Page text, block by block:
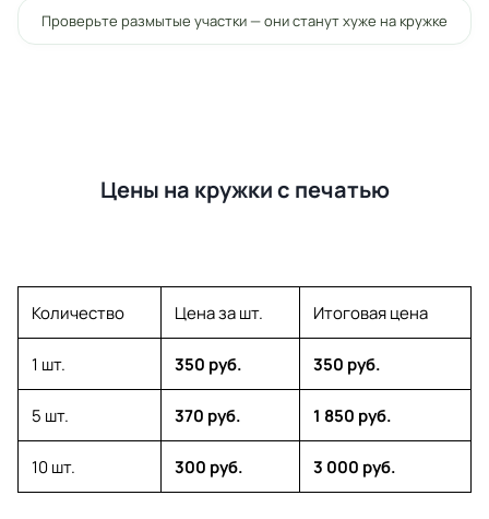
Проверьте размытые участки — они станут хуже на кружке
Цены на кружки с печатью
Количество Цена за шт. Итоговая цена
1 шт. 350 руб. 350 руб.
5 шт. 370 руб. 1 850 руб.
10 шт. 300 руб. 3 000 руб.